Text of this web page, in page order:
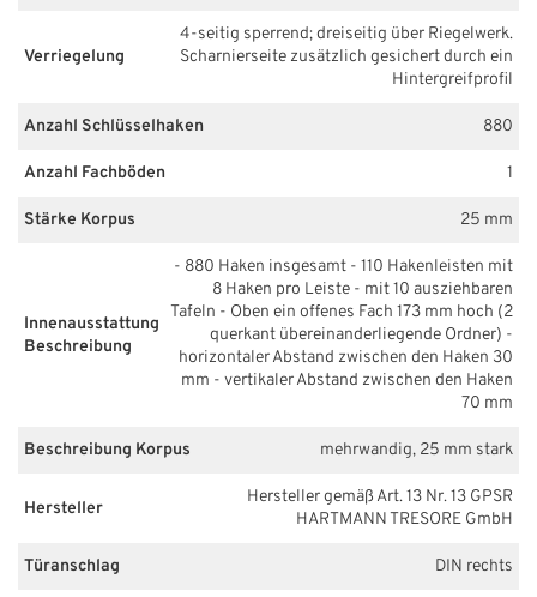
Verriegelung
4-seitig sperrend; dreiseitig über Riegelwerk.
Scharnierseite zusätzlich gesichert durch ein
Hintergreifprofil
Anzahl Schlüsselhaken 880
Anzahl Fachböden 1
Stärke Korpus 25 mm
Innenausstattung
Beschreibung
- 880 Haken insgesamt - 110 Hakenleisten mit
8 Haken pro Leiste - mit 10 ausziehbaren
Tafeln - Oben ein offenes Fach 173 mm hoch (2
querkant übereinanderliegende Ordner) -
horizontaler Abstand zwischen den Haken 30
mm - vertikaler Abstand zwischen den Haken
70 mm
Beschreibung Korpus mehrwandig, 25 mm stark
Hersteller
Hersteller gemäß Art. 13 Nr. 13 GPSR
HARTMANN TRESORE GmbH
Türanschlag DIN rechts